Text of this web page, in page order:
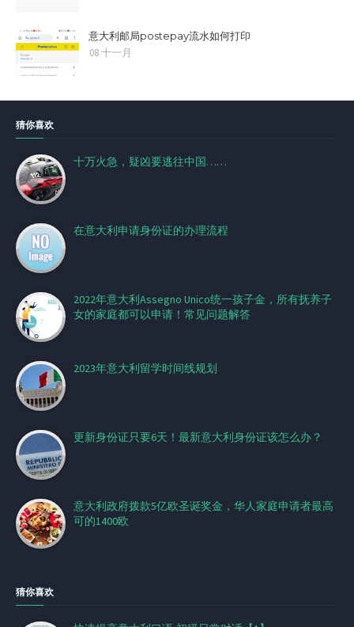
意大利邮局postepay流水如何打印
08 十一月
猜你喜欢
十万火急，疑凶要逃往中国……
在意大利申请身份证的办理流程
2022年意大利Assegno Unico统一孩子金，所有抚养子
女的家庭都可以申请！常见问题解答
2023年意大利留学时间线规划
更新身份证只要6天！最新意大利身份证该怎么办？
意大利政府拨款5亿欧圣诞奖金，华人家庭申请者最高
可的1400欧
猜你喜欢